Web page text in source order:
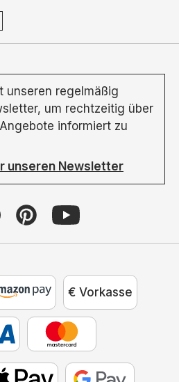
unseren regelmäßig
um rechtzeitig über
informiert zu
unseren Newsletter
€ Vorkasse